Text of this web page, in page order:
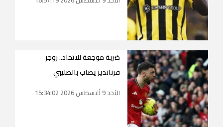
ضربة موجعة للاتحاد.. روجر
فرنانديز يصاب بالصليبي
الأحد 9 أغسطس 2026 15:34:02